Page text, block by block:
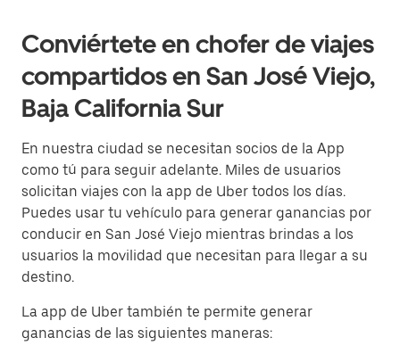
Conviértete en chofer de viajes
compartidos en San José Viejo,
Baja California Sur
En nuestra ciudad se necesitan socios de la App
como tú para seguir adelante. Miles de usuarios
solicitan viajes con la app de Uber todos los días.
Puedes usar tu vehículo para generar ganancias por
conducir en San José Viejo mientras brindas a los
usuarios la movilidad que necesitan para llegar a su
destino.
La app de Uber también te permite generar
ganancias de las siguientes maneras: